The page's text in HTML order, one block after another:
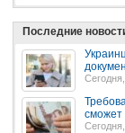
Последние
сможет